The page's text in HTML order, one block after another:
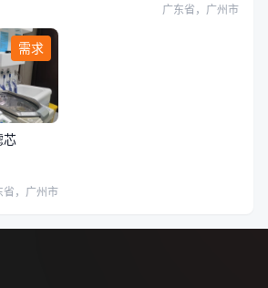
广东省，广州市
需求
芯
省，广州市